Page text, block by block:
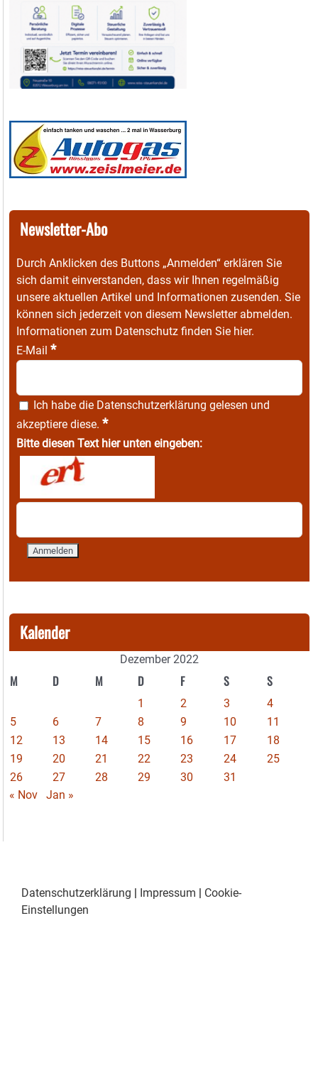
Newsletter-Abo
Durch Anklicken des Buttons „Anmelden“ erklären Sie
sich damit einverstanden, dass wir Ihnen regelmäßig
unsere aktuellen Artikel und Informationen zusenden. Sie
können sich jederzeit von diesem Newsletter abmelden.
Informationen zum Datenschutz finden Sie hier.
E-Mail *
Ich habe die Datenschutzerklärung gelesen und
akzeptiere diese. *
Bitte diesen Text hier unten eingeben:
Kalender
Dezember 2022
M D M D F S S
1 2 3
4
5
6 7 8 9 10
11
12
13 14 15 16 17
18
19
20 21 22 23 24
25
26
27 28 29 30
31
« Nov
Jan »
Datenschutzerklärung | Impressum | Cookie-
Einstellungen